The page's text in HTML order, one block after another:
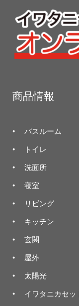
商品情報
バスルーム
トイレ
洗面所
寝室
リビング
キッチン
玄関
屋外
太陽光
イワタニカセッ